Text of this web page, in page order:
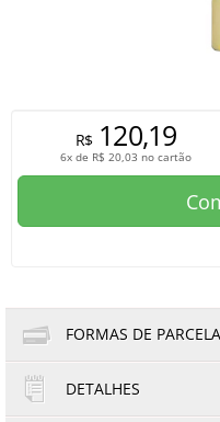
R$120,19
6x de R$ 20,03 no cartão
FORMAS DE
1x de R$120,19
DETALHES